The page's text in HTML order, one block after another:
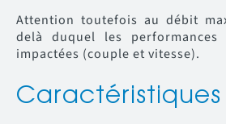
Attention toutefois au débit
delà duquel les
impactées (couple et vitesse).